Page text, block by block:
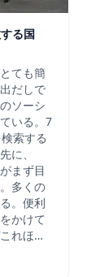
る国
ても簡
だしで
ソーシ
いる。7
索する
に、
まず目
多くの
。便利
かけて
れほ…